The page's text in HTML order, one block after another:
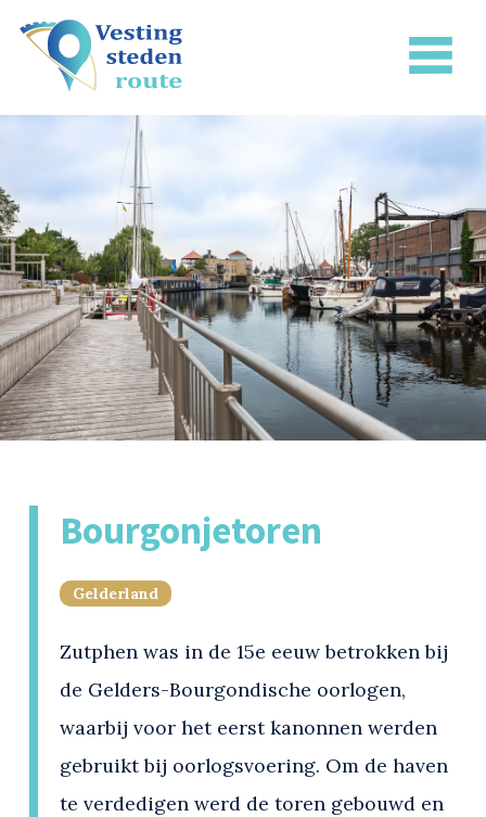
Bourgonjetoren
Gelderland
Zutphen was in de 15e eeuw betrokken bij
de Gelders-Bourgondische oorlogen,
waarbij voor het eerst kanonnen werden
gebruikt bij oorlogsvoering. Om de haven
te verdedigen werd de toren gebouwd en